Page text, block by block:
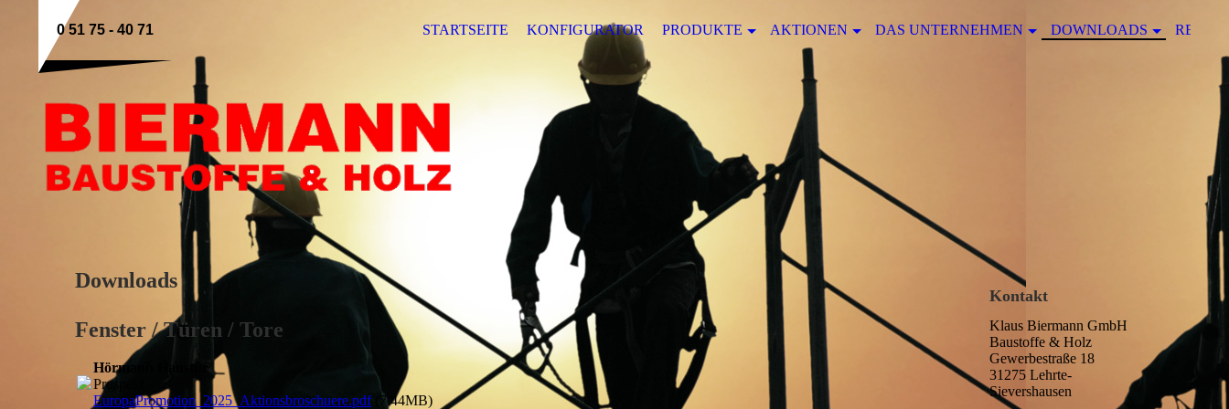
STARTSEITE KONFIGURATOR PRODUKTE AKTIONEN DAS UNTERNEHMEN DOWNLOADS
0 51 75 - 40 71
Downloads
Fenster / Türen / Tore
Hörmann Haustür
Prospekt
EuropaPromotion_2025_Aktionsbroschuere.pdf(7.44MB)
Kontakt
Klaus Biermann GmbH
Baustoffe & Holz
Gewerbestraße 18
31275 Lehrte-
Sievershausen